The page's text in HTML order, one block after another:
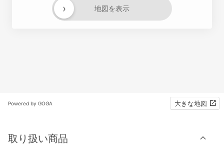
地図を表示
›
Powered by GOGA 大きな地図
取り扱い商品